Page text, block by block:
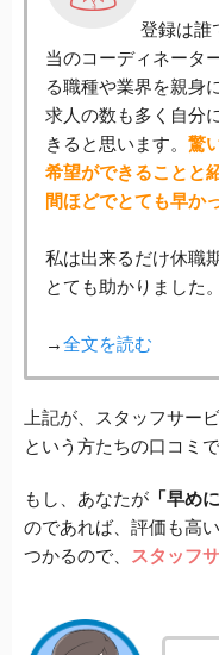
登録は誰
当のコーディネータ
る職種や業界を親身
求人の数も多く自分
きると思います。 驚
希望ができることと
間ほどでとても早か
私は出来るだけ休職
とても助かりました。
→全文を読む
上記が、スタッフサー
という方たちの口コミで
もし、あなたが 「早め
のであれば、評価も高
つかるので、
スタッフ